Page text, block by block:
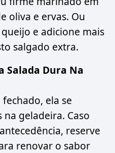
oliva e ervas. Ou
e adicione mais
salgado extra.
Salada Dura Na
ela se
na geladeira. Caso
reserve
renovar o sabor